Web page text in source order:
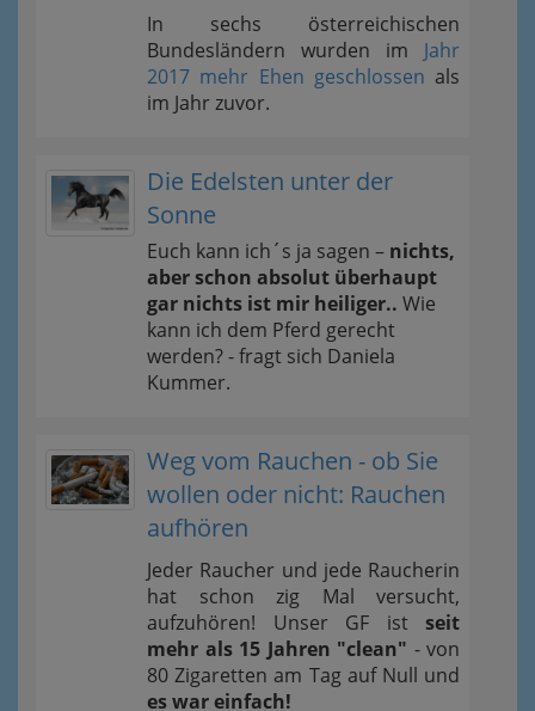
In sechs österreichischen
Bundesländern wurden im Jahr
2017 mehr Ehen geschlossen als
im Jahr zuvor.
Die Edelsten unter der
Sonne
Euch kann ich´s ja sagen – nichts,
aber schon absolut überhaupt
gar nichts ist mir heiliger.. Wie
kann ich dem Pferd gerecht
werden? - fragt sich Daniela
Kummer.
Weg vom Rauchen - ob Sie
wollen oder nicht: Rauchen
aufhören
Jeder Raucher und jede Raucherin
hat schon zig Mal versucht,
aufzuhören! Unser GF ist seit
mehr als 15 Jahren "clean" - von
80 Zigaretten am Tag auf Null und
es war einfach!